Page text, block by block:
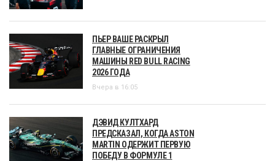
ПЬЕР ВАШЕ РАСКРЫЛ
ГЛАВНЫЕ ОГРАНИЧЕНИЯ
МАШИНЫ RED BULL RACING
2026 ГОДА
Вчера в 16:05
ДЭВИД КУЛТХАРД
ПРЕДСКАЗАЛ, КОГДА ASTON
MARTIN ОДЕРЖИТ ПЕРВУЮ
ПОБЕДУ В ФОРМУЛЕ 1